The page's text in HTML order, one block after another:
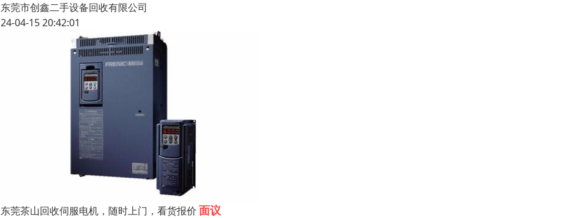
东莞市创鑫二手设备回收有限公司
24-04-15 20:42:01
东莞茶山回收伺服电机，随时上门，看货报价 面议